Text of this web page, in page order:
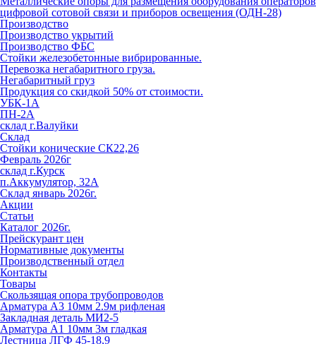
цифровой сотовой связи и приборов освещения (ОДН-28)
Производство
Производство укрытий
Производство ФБС
Стойки железобетонные вибрированные.
Перевозка негабаритного груза.
Негабаритный груз
Продукция со скидкой 50% от стоимости.
УБК-1А
ПН-2А
склад г.Валуйки
Склад
Стойки конические СК22,26
Февраль 2026г
склад г.Курск
п.Аккумулятор, 32А
Склад январь 2026г.
Акции
Статьи
Каталог 2026г.
Прейскурант цен
Нормативные документы
Производственный отдел
Контакты
Товары
Скользящая опора трубопроводов
Арматура А3 10мм 2.9м рифленая
Закладная деталь МИ2-5
Арматура А1 10мм 3м гладкая
Лестница ЛГФ 45-18,9